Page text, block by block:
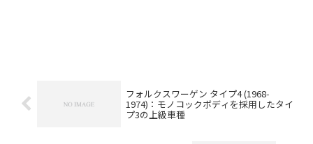
フォルクスワーゲン タイプ4 (1968-
1974)：モノコックボディを採用したタイ
プ3の上級車種